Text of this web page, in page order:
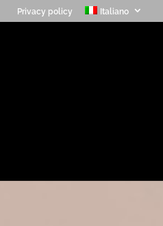
Privacy policy Italiano